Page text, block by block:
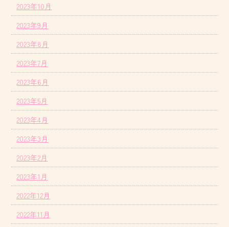
2023年10月
2023年9月
2023年8月
2023年7月
2023年6月
2023年5月
2023年4月
2023年3月
2023年2月
2023年1月
2022年12月
2022年11月